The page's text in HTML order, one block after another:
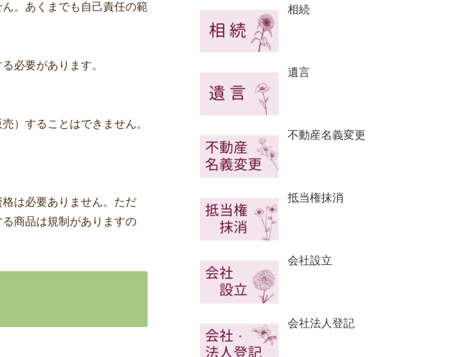
。あくまでも自己責任の範
必要があります。
）することはできません。
は必要ありません。ただ
商品は規制がありますの
相続
遺言
不動産名義変更
抵当権抹消
会社設立
会社法人登記